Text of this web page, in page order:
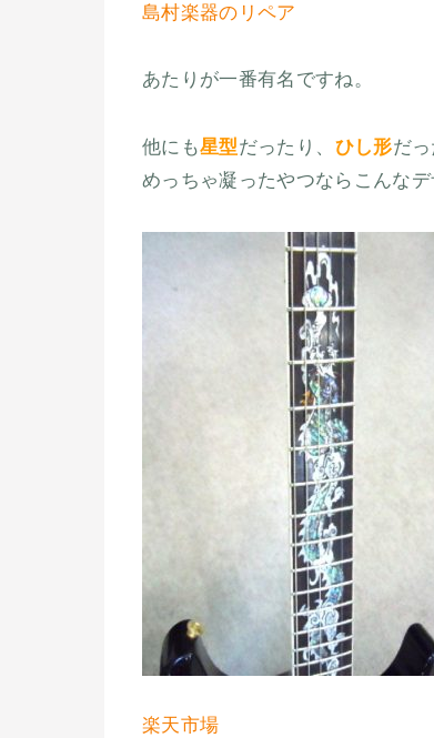
島村楽器のリペア
あたりが一番有名ですね。
他にも星型だったり、 ひし形だ
めっちゃ凝ったやつならこんなデ
楽天市場